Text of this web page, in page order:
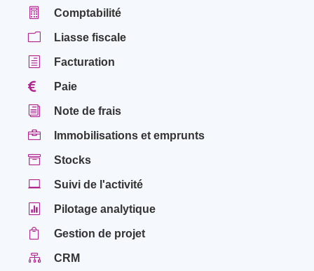
 Comptabilité
m Liasse fiscale
h Facturation
 Paie
i Note de frais
 Immobilisations et emprunts
 Stocks
 Suivi de l'activité
 Pilotage analytique
 Gestion de projet
 CRM